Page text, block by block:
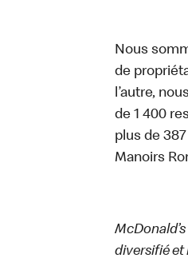
Nous
de
l’autre,
de 1 400
plus de
Manoirs
diversifié et